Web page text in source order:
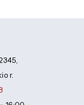
r.